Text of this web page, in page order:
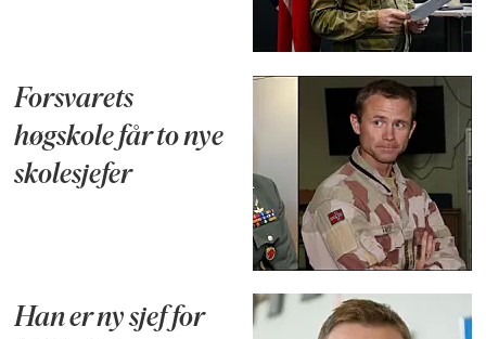
Forsvarets
høgskole får to nye
skolesjefer
Han er ny sjef for